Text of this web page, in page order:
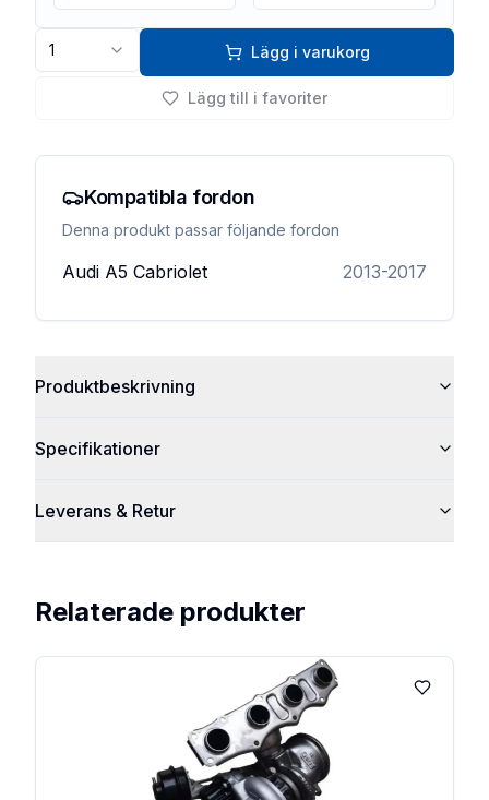
1 Lägg i varukorg
Lägg till i favoriter
Kompatibla fordon
Denna produkt passar följande fordon
Audi A5 Cabriolet 2013-2017
Produktbeskrivning
Specifikationer
Leverans & Retur
Relaterade produkter
Lägg till